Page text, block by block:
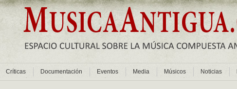
Críticas Documentación Eventos Media Músicos Noticias